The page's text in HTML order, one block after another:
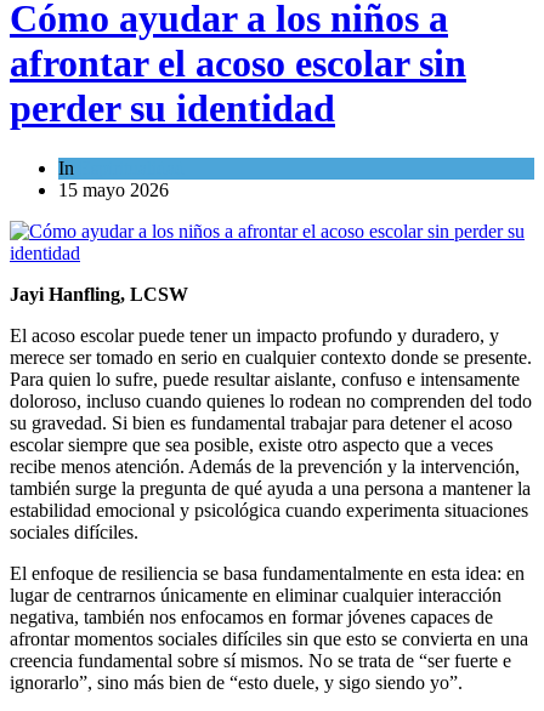
Cómo ayudar a los niños a
afrontar el acoso escolar sin
perder su identidad
In
15 mayo 2026
Jayi Hanfling, LCSW
El acoso escolar puede tener un impacto profundo y duradero, y
merece ser tomado en serio en cualquier contexto donde se presente.
Para quien lo sufre, puede resultar aislante, confuso e intensamente
doloroso, incluso cuando quienes lo rodean no comprenden del todo
su gravedad. Si bien es fundamental trabajar para detener el acoso
escolar siempre que sea posible, existe otro aspecto que a veces
recibe menos atención. Además de la prevención y la intervención,
también surge la pregunta de qué ayuda a una persona a mantener la
estabilidad emocional y psicológica cuando experimenta situaciones
sociales difíciles.
El enfoque de resiliencia se basa fundamentalmente en esta idea: en
lugar de centrarnos únicamente en eliminar cualquier interacción
negativa, también nos enfocamos en formar jóvenes capaces de
afrontar momentos sociales difíciles sin que esto se convierta en una
creencia fundamental sobre sí mismos. No se trata de “ser fuerte e
ignorarlo”, sino más bien de “esto duele, y sigo siendo yo”.